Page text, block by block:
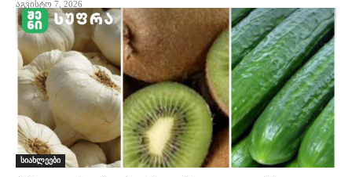
აგვისტო 7, 2026
სიახლეები